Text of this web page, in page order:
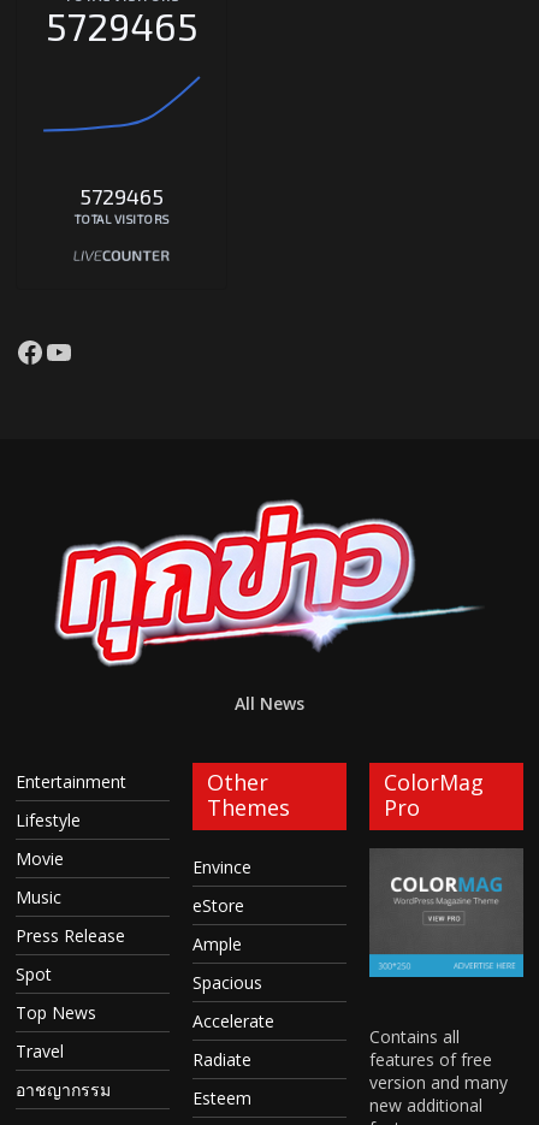
5729465
5729465
TOTAL VISITORS
Facebook
YouTube
All News
Entertainment
Lifestyle
Movie
Music
Press Release
Spot
Top News
Travel
อาชญากรรม
Other
Themes
Envince
eStore
Ample
Spacious
Accelerate
Radiate
Esteem
ColorMag
Pro
Contains all
features of free
version and many
new additional